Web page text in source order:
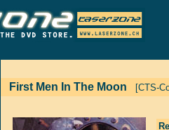
First Men In The Moon [CTS-